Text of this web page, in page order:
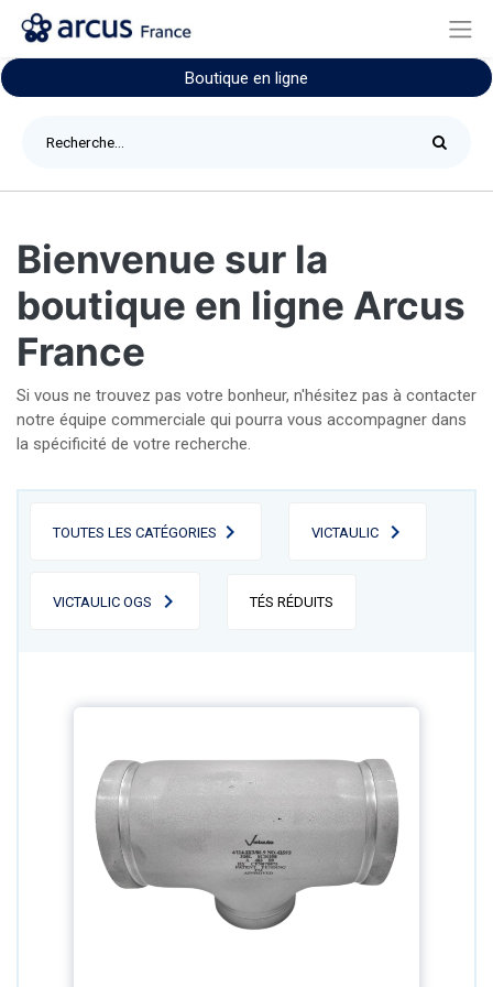
Boutique en ligne
Bienvenue sur la
boutique en ligne Arcus
France
Si vous ne trouvez pas votre bonheur, n'hésitez pas à contacter
notre équipe commerciale qui pourra vous accompagner dans
la spécificité de votre recherche.
TOUTES LES CATÉGORIES VICTAULIC
VICTAULIC OGS TÉS RÉDUITS